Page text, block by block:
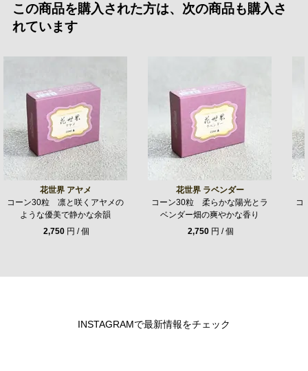
この商品を購入された方は、次の商品も購入さ
れています
花世界 アヤメ
コーン30粒 凛と咲くアヤメの
ような優美で静かな余韻
2,750円 / 個
花世界 ラベンダー
コーン30粒 柔らかな陽光とラ
ベンダー畑の爽やかな香り
2,750円 / 個
コ
INSTAGRAMで最新情報をチェック